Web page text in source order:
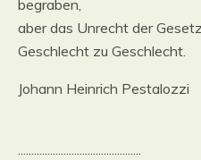
begraben,
aber das Unrecht der
Geschlecht zu Geschlecht.
Johann Heinrich Pestalozzi
..............................................